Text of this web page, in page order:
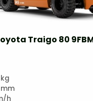
Traigo 80
h